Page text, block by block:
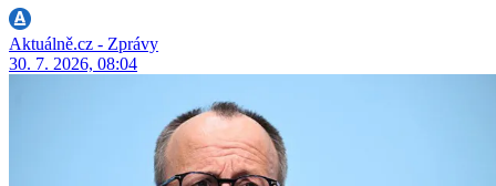
Aktuálně.cz - Zprávy
30. 7. 2026, 08:04